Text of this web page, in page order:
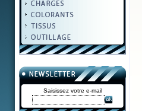
Saisissez votre e-mail